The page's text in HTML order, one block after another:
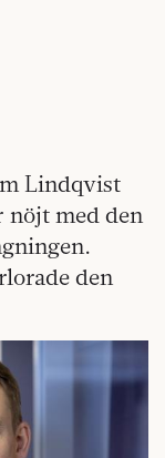
Lindqvist
nöjt med den
den